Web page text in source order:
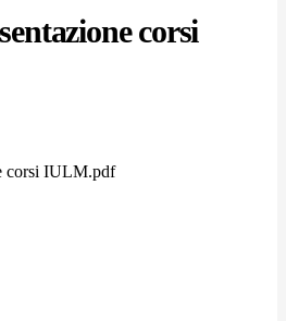
corsi
corsi IULM.pdf